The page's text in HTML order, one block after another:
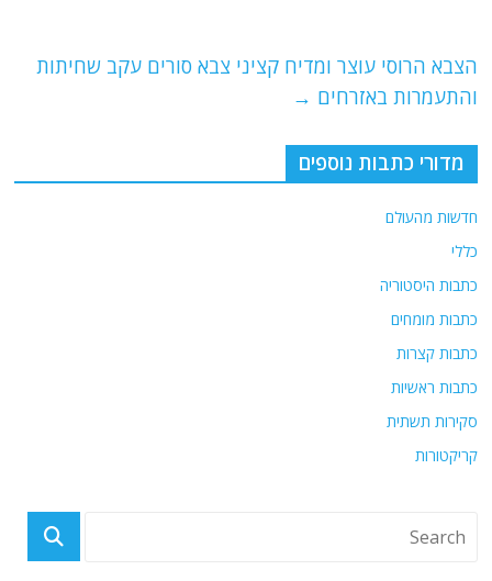
k
הצבא הרוסי עוצר ומדיח קציני צבא סורים עקב שחיתות
והתעמרות באזרחים →
מדורי כתבות נוספים
חדשות מהעולם
כללי
כתבות היסטוריה
כתבות מומחים
כתבות קצרות
כתבות ראשיות
סקירות תשתית
קריקטורות